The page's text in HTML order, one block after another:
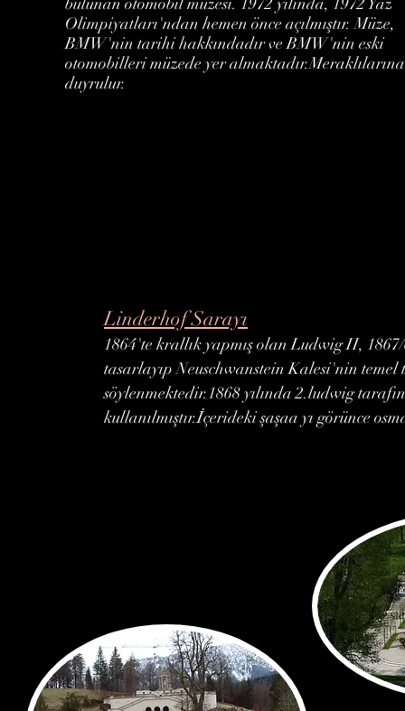
Olimpiyatları'ndan hemen önce açılmıştır. Müze,
BMW'nin tarihi hakkındadır ve BMW'nin eski
otomobilleri müzede yer almaktadır.Meraklılarına
duyrulur.
Linderhof Sarayı
1864'te krallık yapmış olan Ludwig II,
tasarlayıp Neuschwanstein Kalesi'nin
söylenmektedir.1868 yılında 2.ludwig
kullanılmıştır.İçerideki şaşaa yı görünce